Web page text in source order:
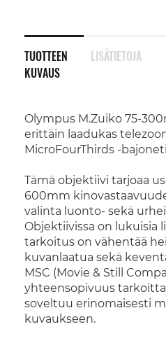
TUOTTEEN
KUVAUS
Olympus M.Zuiko 75-
erittäin laadukas
MicroFourThirds -
Tämä objektiivi tarjoaa
600mm
valinta luonto- sekä
Objektiivissa on lukuisia
tarkoitus on vähentää
kuvanlaatua sekä
MSC (Movie & Still
yhteensopivuus
soveltuu erinomaisesti
kuvaukseen.
LISÄTIETOJA